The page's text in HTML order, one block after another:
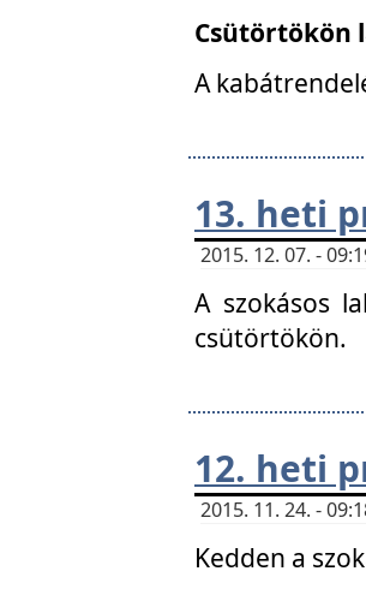
Csütörtökön
A
13. heti
2015. 12. 07. -
A szokásos
csütörtökön.
12. heti
2015. 11. 24. -
Kedden a